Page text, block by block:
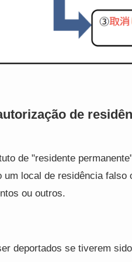
de
de "residente
local de residência falso
ou outros.
deportados se tiverem